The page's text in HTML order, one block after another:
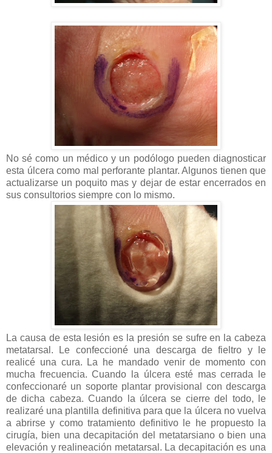
No sé como un médico y un podólogo pueden diagnosticar
esta úlcera como mal perforante plantar. Algunos tienen que
actualizarse un poquito mas y dejar de estar encerrados en
sus consultorios siempre con lo mismo.
La causa de esta lesión es la presión se sufre en la cabeza
metatarsal. Le confeccioné una descarga de fieltro y le
realicé una cura. La he mandado venir de momento con
mucha frecuencia. Cuando la úlcera esté mas cerrada le
confeccionaré un soporte plantar provisional con descarga
de dicha cabeza. Cuando la úlcera se cierre del todo, le
realizaré una plantilla definitiva para que la úlcera no vuelva
a abrirse y como tratamiento definitivo le he propuesto la
cirugía, bien una decapitación del metatarsiano o bien una
elevación y realineación metatarsal. La decapitación es una